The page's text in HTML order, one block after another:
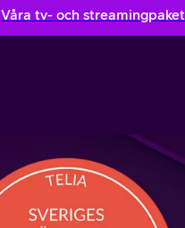
Våra tv- och streamingpaket